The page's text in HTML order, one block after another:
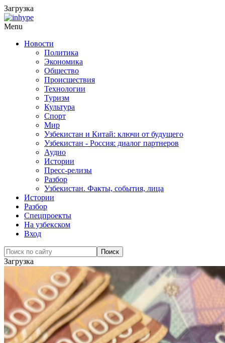
Загрузка
Menu
Новости
Политика
Экономика
Общество
Происшествия
Технологии
Туризм
Культура
Спорт
Мир
Узбекистан и Китай: ключи от будущего
Узбекистан - Россия: диалог партнеров
Аудио
Истории
Пресс-релизы
Разбор
Узбекистан. Факты, события, лица
Истории
Разбор
Спецпроекты
На узбекском
Вход
Загрузка